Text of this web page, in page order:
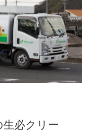
生必クリー